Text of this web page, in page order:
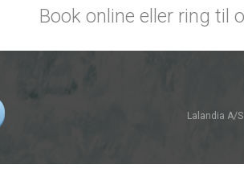
Book online eller ring til
Lalandia A/